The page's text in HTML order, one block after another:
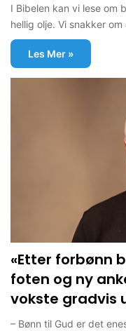
I Bibelen kan vi lese om
hellig olje. Vi snakker
Les Mer »
«Etter forbønn
foten og ny
vokste gradvis
– Bønn til Gud er det